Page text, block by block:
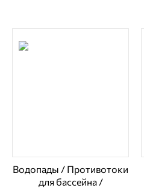
Водопады / Противотоки
для бассейна /